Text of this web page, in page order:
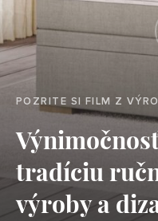
POZRITE SI FILM Z
tradíciu
výroby a